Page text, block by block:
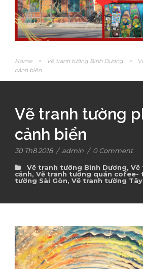
Home > Vẽ tranh tường Bình Dương >
cảnh biển
Vẽ tranh tường
cảnh biển
30 Th8 2018 / admin / 0 Comment
Vẽ tranh tường Bình Dương, Vẽ
cảnh, Vẽ tranh tường quán cofee-
tường Sài Gòn, Vẽ tranh tường Tây